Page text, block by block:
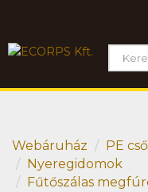
Webáruház PE
Nyeregidomok
Fűtőszálas